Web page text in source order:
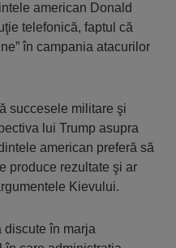
american Donald
telefonică, faptul că
în campania atacurilor
succesele militare şi
lui Trump asupra
american preferă să
produce rezultate şi ar
Kievului.
discute în marja